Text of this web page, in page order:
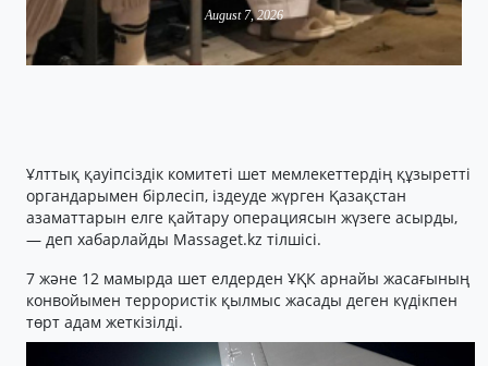
August 7, 2026
Ұлттық қауіпсіздік комитеті шет мемлекеттердің құзыретті
органдарымен бірлесіп, іздеуде жүрген Қазақстан
азаматтарын елге қайтару операциясын жүзеге асырды,
— деп хабарлайды Massaget.kz тілшісі.
7 және 12 мамырда шет елдерден ҰҚК арнайы жасағының
конвойымен террористік қылмыс жасады деген күдікпен
төрт адам жеткізілді.